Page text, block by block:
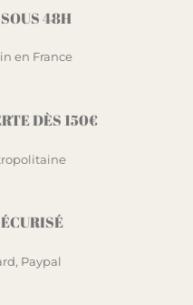
48H
en France
DÈS 150€
Paypal